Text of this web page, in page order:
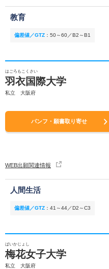
教育
偏差値／GTZ ： 50～60／B2～B1
はごろもこくさい
羽衣国際大学
私立 大阪府
パンフ・願書取り寄せ
WEB出願関連情報
人間生活
偏差値／GTZ ： 41～44／D2～C3
ばいかじょし
梅花女子大学
私立 大阪府